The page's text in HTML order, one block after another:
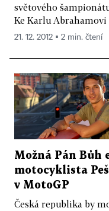
světového
Ke Karlu
21. 12. 2012 ▪ 2 min. čtení
Možná Pán Bůh
motocyklista
v MotoGP
Česká republika by